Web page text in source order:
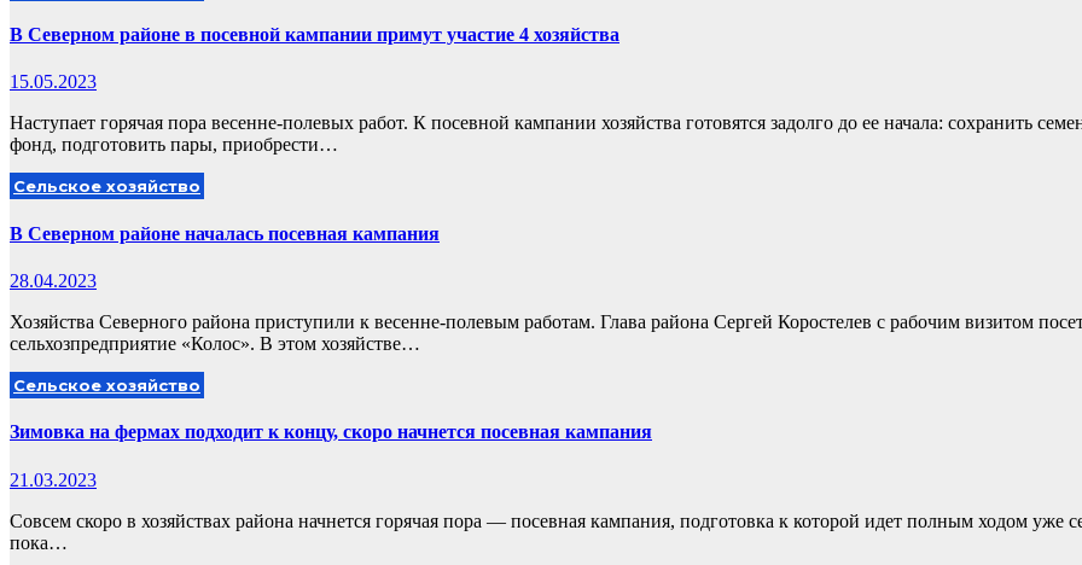
В Северном районе в посевной кампании примут участие 4 хозяйства
15.05.2023
Наступает горячая пора весенне-полевых работ. К посевной кампании хозяйства готовятся задолго до ее начала: сохранить
фонд, подготовить пары, приобрести…
Сельское хозяйство
В Северном районе началась посевная кампания
28.04.2023
Хозяйства Северного района приступили к весенне-полевым работам. Глава района Сергей Коростелев с рабочим визитом
сельхозпредприятие «Колос». В этом хозяйстве…
Сельское хозяйство
Зимовка на фермах подходит к концу, скоро начнется посевная кампания
21.03.2023
Совсем скоро в хозяйствах района начнется горячая пора — посевная кампания, подготовка к которой идет полным ходом уже
пока…